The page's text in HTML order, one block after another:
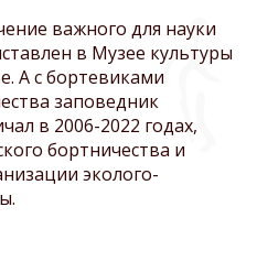
важного для науки
в Музее культуры
А с бортевиками
заповедник
в 2006-2022 годах,
бортничества и
эколого-